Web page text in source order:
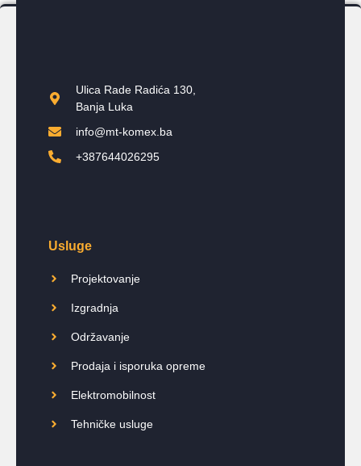
Ulica Rade Radića 130,
Banja Luka
info@mt-komex.ba
+387644026295
Usluge
Projektovanje
Izgradnja
Održavanje
Prodaja i isporuka opreme
Elektromobilnost
Tehničke usluge